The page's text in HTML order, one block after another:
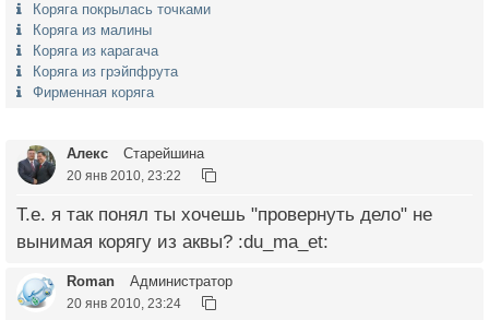
Коряга покрылась точками
Коряга из малины
Коряга из карагача
Коряга из грэйпфрута
Фирменная коряга
Алекс Старейшина
20 янв 2010, 23:22
Т.е. я так понял ты хочешь "провернуть дело" не
вынимая корягу из аквы? :du_ma_et:
Roman Администратор
20 янв 2010, 23:24